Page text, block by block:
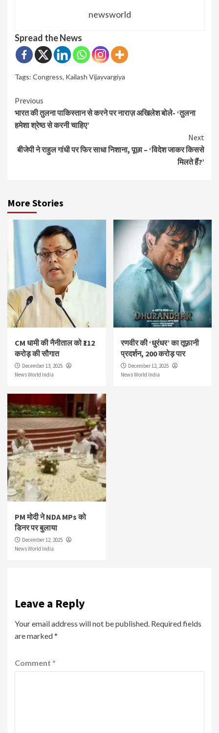
newsworld
Spread the News
Tags: Congress, Kailash Vijayvargiya
Continue
Reading
Previous
भारत की तुलना पाकिस्तान से करने पर नाराज़ अखिलेश बोले- ‘तुलना
हमेशा श्रेष्ठ से करनी चाहिए’
Next
बीजेपी ने राहुल गांधी पर फिर साधा निशाना, पूछा – ‘विदेश जाकर किससे
मिलते हैं?’
More Stories
CM धामी की नैनीताल को ₹112
करोड़ की सौगात
December 13, 2025
News World India
रणवीर की ‘धुरंधर’ का तूफ़ानी
प्रदर्शन, 200 करोड़ पार
December 12, 2025
News World India
PM मोदी ने NDA MPs को
डिनर पर बुलाया
December 12, 2025
News World India
Leave a Reply
Your email address will not be published. Required fields
are marked*
Comment *